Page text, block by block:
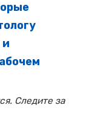
Следите за